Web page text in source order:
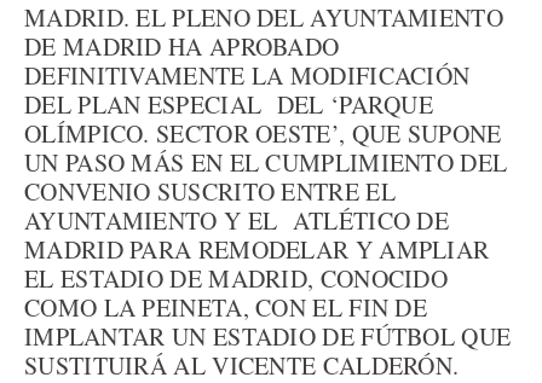
MADRID. EL PLENO DEL AYUNTAMIENTO
DE MADRID HA APROBADO
DEFINITIVAMENTE LA MODIFICACIÓN
DEL PLAN ESPECIAL DEL ‘PARQUE
OLÍMPICO. SECTOR OESTE’, QUE SUPONE
UN PASO MÁS EN EL CUMPLIMIENTO DEL
CONVENIO SUSCRITO ENTRE EL
AYUNTAMIENTO Y EL ATLÉTICO DE
MADRID PARA REMODELAR Y AMPLIAR
EL ESTADIO DE MADRID, CONOCIDO
COMO LA PEINETA, CON EL FIN DE
IMPLANTAR UN ESTADIO DE FÚTBOL QUE
SUSTITUIRÁ AL VICENTE CALDERÓN.